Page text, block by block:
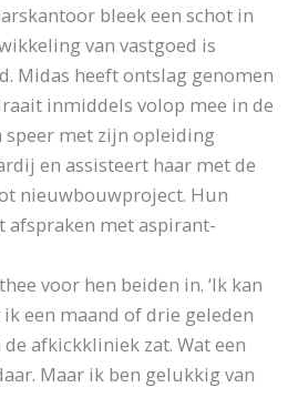
bleek een schot in
van vastgoed is
Midas heeft ontslag genomen
inmiddels volop mee in de
speer met zijn opleiding
en assisteert haar met de
nieuwbouwproject. Hun
afspraken met aspirant-
voor hen beiden in. ‘Ik kan
een maand of drie geleden
afkickkliniek zat. Wat een
Maar ik ben gelukkig van